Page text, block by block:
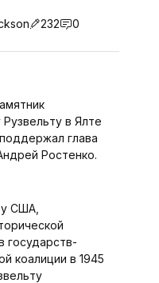
232 0
в Ялте
глава
Ростенко.
США,
государств-
коалиции в 1945